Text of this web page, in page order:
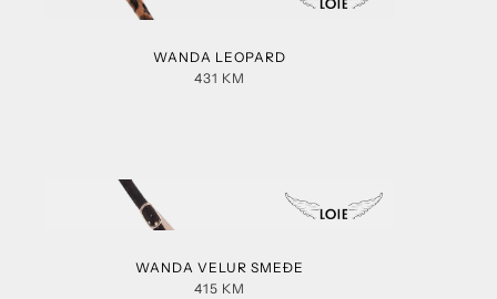
WANDA LEOPARD
431 KM
WANDA VELUR SMEĐE
415 KM